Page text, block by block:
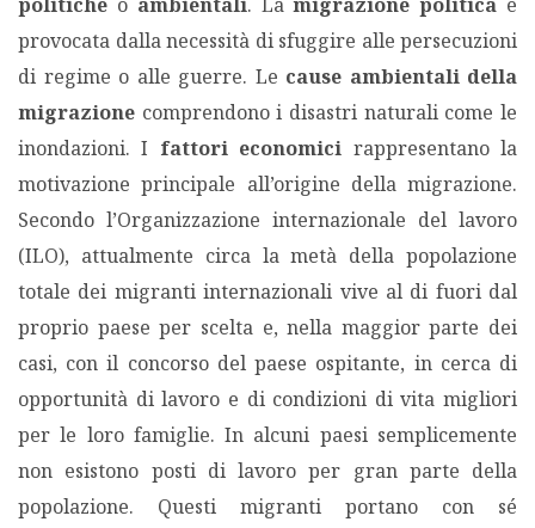
AUTORI
provocata dalla necessità di sfuggire alle persecuzioni
di regime o alle guerre. Le cause ambientali della
migrazione comprendono i disastri naturali come le
inondazioni. I fattori economici rappresentano la
motivazione principale all’origine della migrazione.
Secondo l’Organizzazione internazionale del lavoro
(ILO), attualmente circa la metà della popolazione
totale dei migranti internazionali vive al di fuori dal
proprio paese per scelta e, nella maggior parte dei
casi, con il concorso del paese ospitante, in cerca di
opportunità di lavoro e di condizioni di vita migliori
per le loro famiglie. In alcuni paesi semplicemente
non esistono posti di lavoro per gran parte della
popolazione. Questi migranti portano con sé